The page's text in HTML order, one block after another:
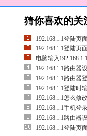
猜你喜欢的关
192.168.1.1登陆页
192.168.1.1登陆页
电脑输入
192.168.1.1路由器
192.168.1.1路由器
192.168.1.1登陆时
192.168.1.1怎么修
192.168.1.1手机登
192.168.1.1路由器
192.168.1.1登陆页